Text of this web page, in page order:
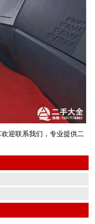
迎联系我们，专业提供二